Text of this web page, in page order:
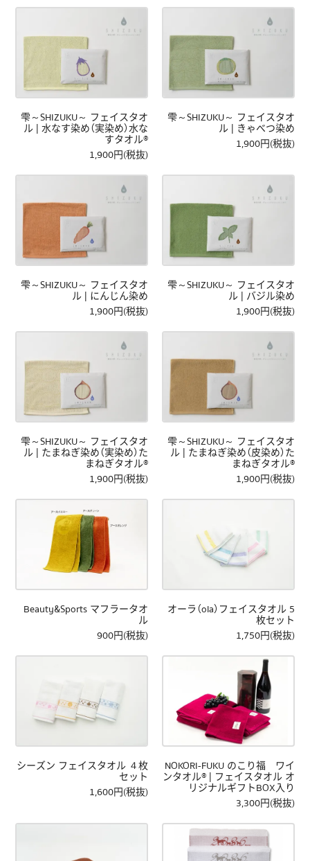
雫～SHIZUKU～ フェイスタオ
ル | 水なす染め（実染め）水な
すタオル®
1,900円(税抜)
雫～SHIZUKU～ フェイスタオ
ル | きゃべつ染め
1,900円(税抜)
雫～SHIZUKU～ フェイスタオ
ル | にんじん染め
1,900円(税抜)
雫～SHIZUKU～ フェイスタオ
ル | バジル染め
1,900円(税抜)
雫～SHIZUKU～ フェイスタオ
ル | たまねぎ染め（実染め）た
まねぎタオル®
1,900円(税抜)
雫～SHIZUKU～ フェイスタオ
ル | たまねぎ染め（皮染め）た
まねぎタオル®
1,900円(税抜)
Beauty&Sports マフラータオ
ル
900円(税抜)
オーラ（ola）フェイスタオル 5
枚セット
1,750円(税抜)
シーズン フェイスタオル ４枚
セット
1,600円(税抜)
NOKORI-FUKU のこり福 ワイ
ンタオル® | フェイスタオル オ
リジナルギフトBOX入り
3,300円(税抜)